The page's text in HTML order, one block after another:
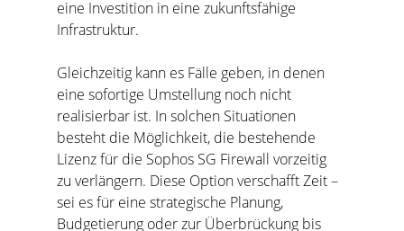
eine Investition in eine zukunftsfähige
Infrastruktur.
Gleichzeitig kann es Fälle geben, in denen
eine sofortige Umstellung noch nicht
realisierbar ist. In solchen Situationen
besteht die Möglichkeit, die bestehende
Lizenz für die Sophos SG Firewall vorzeitig
zu verlängern. Diese Option verschafft Zeit –
sei es für eine strategische Planung,
Budgetierung oder zur Überbrückung bis